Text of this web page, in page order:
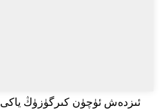
ئىزدەش ئۈچۈن كىرگۈزۈڭ ياكى